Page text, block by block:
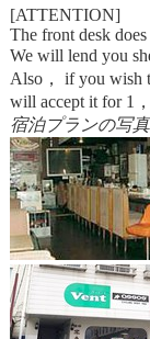
[ATTENTION]
The front desk
We will lend you
Also， if you wish
will accept it for 1
宿泊プランの写真